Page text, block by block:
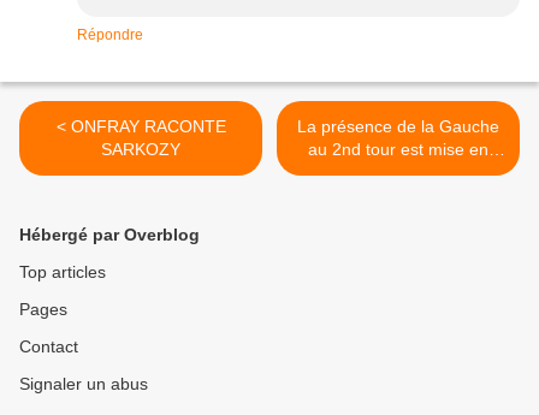
Répondre
< ONFRAY RACONTE
SARKOZY
La présence de la Gauche
au 2nd tour est mise en
danger >
Hébergé par Overblog
Top articles
Pages
Contact
Signaler un abus